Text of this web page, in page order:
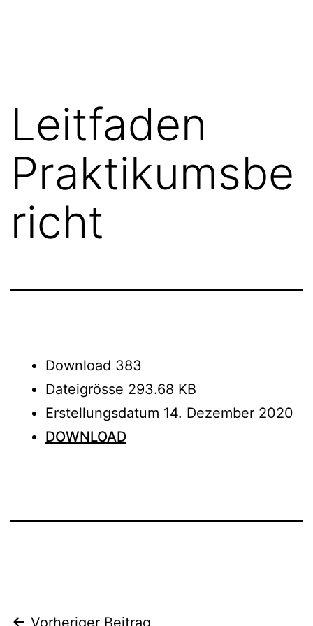
Leitfaden
Praktikumsbe
richt
Download 383
Dateigrösse 293.68 KB
Erstellungsdatum 14. Dezember 2020
DOWNLOAD
Vorheriger Beitrag